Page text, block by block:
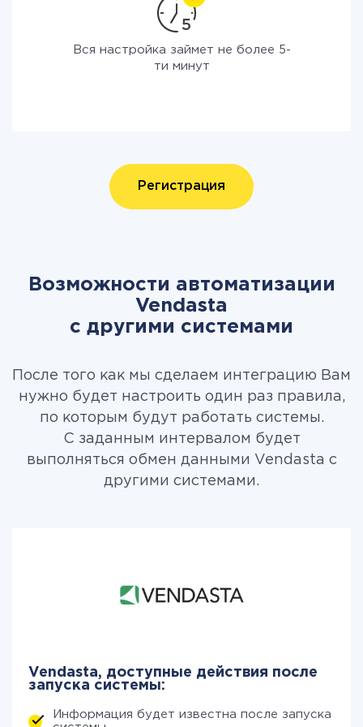
Вся настройка займет не более 5-
ти минут
Регистрация
Возможности автоматизации
Vendasta
с другими системами
После того как мы сделаем интеграцию Вам
нужно будет настроить один раз правила,
по которым будут работать системы.
С заданным интервалом будет
выполняться обмен данными Vendasta с
другими системами.
Vendasta, доступные действия после
запуска системы:
Информация будет известна после запуска